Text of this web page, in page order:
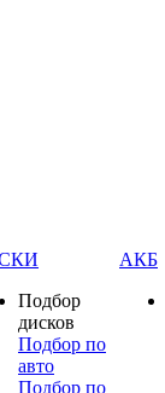
Подбор
дисков
Подбор по
авто
Подбор по
АКБ